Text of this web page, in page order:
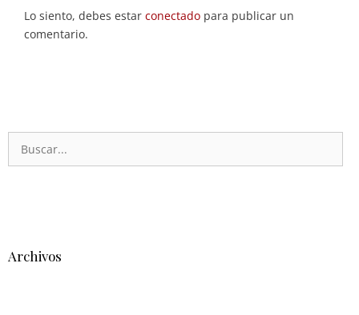
Lo siento, debes estar conectado para publicar un
comentario.
Archivos